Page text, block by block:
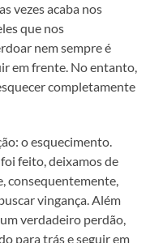
vezes acaba nos
que nos
nem sempre é
em frente. No entanto,
completamente
o esquecimento.
feito, deixamos de
consequentemente,
vingança. Além
verdadeiro perdão,
para trás e seguir em